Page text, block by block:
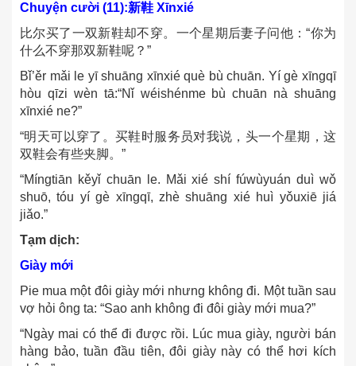
Chuyện cười (11):新鞋 Xīnxié
比尔买了一双新鞋却不穿。一个星期后妻子问他：“你为
什么不穿那双新鞋呢？”
Bǐ’ěr mǎi le yī shuāng xīnxié què bù chuān. Yí gè xīngqī
hòu qīzi wèn tā:“Nǐ wéishénme bù chuān nà shuāng
xīnxié ne?”
“明天可以穿了。买鞋时服务员对我说，头一个星期，这
双鞋会有些夹脚。”
“Míngtiān kěyǐ chuān le. Mǎi xié shí fúwùyuán duì wǒ
shuō, tóu yí gè xīngqī, zhè shuāng xié huì yǒuxiē jiá
jiǎo.”
Tạm dịch:
Giày mới
Pie mua một đôi giày mới nhưng không đi. Một tuần sau
vợ hỏi ông ta: “Sao anh không đi đôi giày mới mua?”
“Ngày mai có thể đi được rồi. Lúc mua giày, người bán
hàng bảo, tuần đầu tiên, đôi giày này có thể hơi kích